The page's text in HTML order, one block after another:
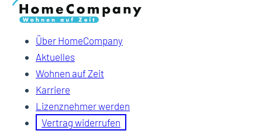
Über HomeCompany
Aktuelles
Wohnen auf Zeit
Karriere
Lizenznehmer werden
Vertrag widerrufen